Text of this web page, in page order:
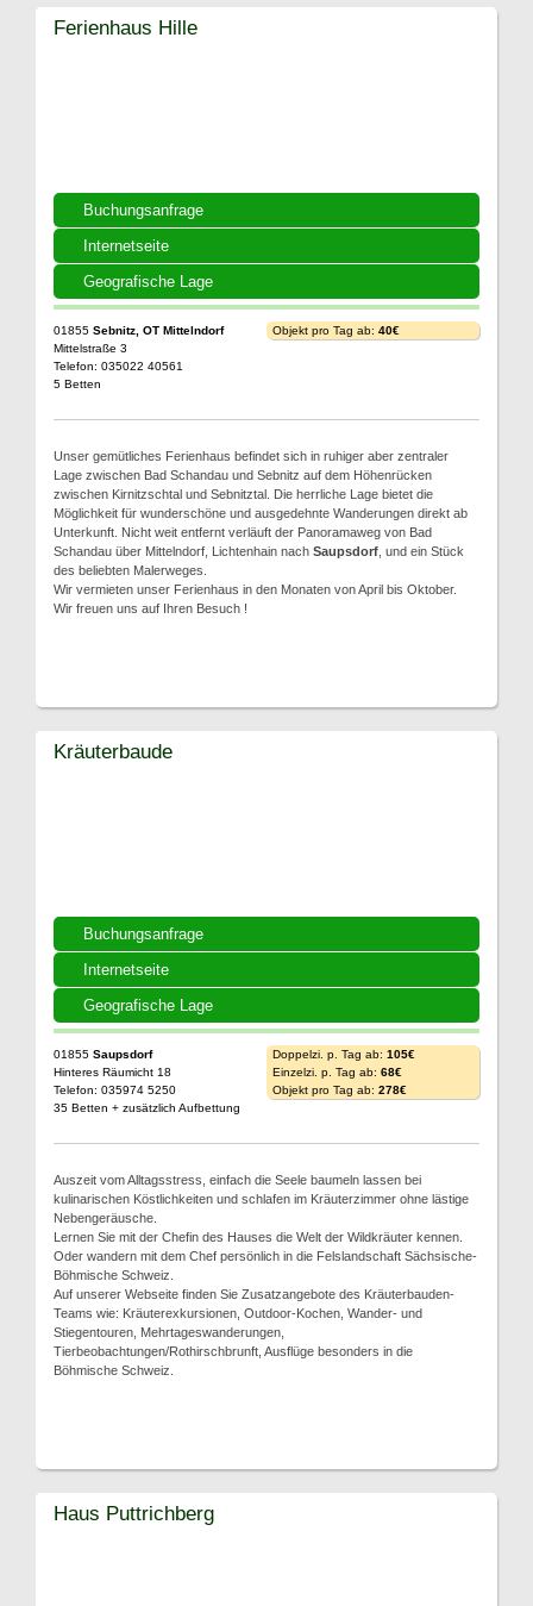
Buchungsanfrage
Internetseite
Geografische Lage
Ferienhaus Hille
01855 Sebnitz, OT Mittelndorf
Mittelstraße 3
Telefon: 035022 40561
5 Betten
Objekt pro Tag ab: 40€
Unser gemütliches Ferienhaus befindet sich in ruhiger aber zentraler
Lage zwischen Bad Schandau und Sebnitz auf dem Höhenrücken
zwischen Kirnitzschtal und Sebnitztal. Die herrliche Lage bietet die
Möglichkeit für wunderschöne und ausgedehnte Wanderungen direkt ab
Unterkunft. Nicht weit entfernt verläuft der Panoramaweg von Bad
Schandau über Mittelndorf, Lichtenhain nach Saupsdorf , und ein Stück
des beliebten Malerweges.
Wir vermieten unser Ferienhaus in den Monaten von April bis Oktober.
Wir freuen uns auf Ihren Besuch !
Buchungsanfrage
Internetseite
Geografische Lage
Kräuterbaude
01855 Saupsdorf
Hinteres Räumicht 18
Telefon: 035974 5250
35 Betten + zusätzlich Aufbettung
Doppelzi. p. Tag ab: 105€
Einzelzi. p. Tag ab: 68€
Objekt pro Tag ab: 278€
Auszeit vom Alltagsstress, einfach die Seele baumeln lassen bei
kulinarischen Köstlichkeiten und schlafen im Kräuterzimmer ohne lästige
Nebengeräusche.
Lernen Sie mit der Chefin des Hauses die Welt der Wildkräuter kennen.
Oder wandern mit dem Chef persönlich in die Felslandschaft Sächsische-
Böhmische Schweiz.
Auf unserer Webseite finden Sie Zusatzangebote des Kräuterbauden-
Teams wie: Kräuterexkursionen, Outdoor-Kochen, Wander- und
Stiegentouren, Mehrtageswanderungen,
Tierbeobachtungen/Rothirschbrunft, Ausflüge besonders in die
Böhmische Schweiz.
Haus Puttrichberg